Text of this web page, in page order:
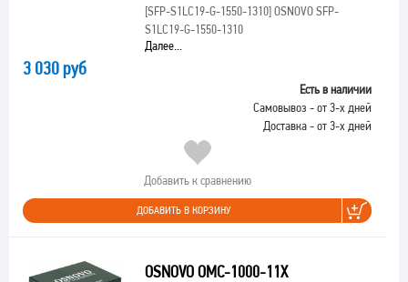
[SFP-S1LC19-G-1550-1310]OSNOVO SFP-
S1LC19-G-1550-1310
Далее...
3 030 руб
Есть в наличии
Самовывоз - от 3-х дней
Доставка - от 3-х дней
Добавить к сравнению
ДОБАВИТЬ В КОРЗИНУ
OSNOVO OMC-1000-11X